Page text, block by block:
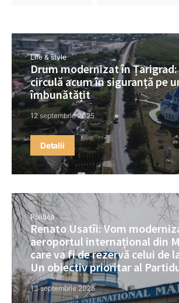
Life & style
Drum modernizat în
circulă acum în siguranță pe
îmbunătățit
12 septembrie 2025
Detalii
Politică
Renato Usatîi: Vom
aeroportul internațional din
care va fi de rezervă celui de
Un obiectiv prioritar al
13 septembrie 2025